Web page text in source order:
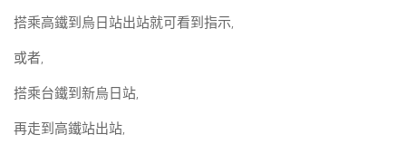
搭乘高鐵到烏日站出站就可看到指示,
或者,
搭乘台鐵到新烏日站,
再走到高鐵站出站,